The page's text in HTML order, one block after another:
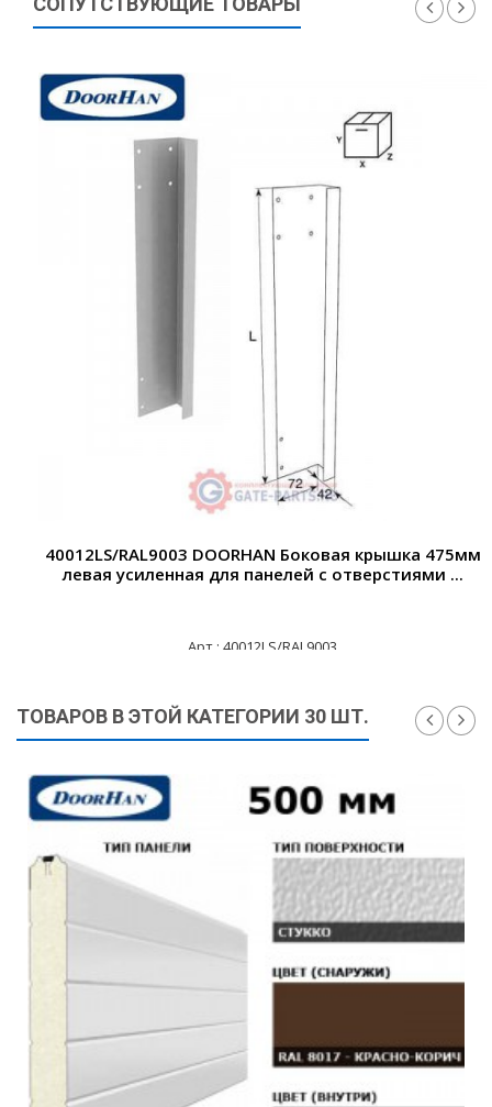
40012LS/RAL9003 DOORHAN Боковая крышка 475мм
левая усиленная для панелей с отверстиями ...
Арт.: 40012LS/RAL9003
ТОВАРОВ В ЭТОЙ КАТЕГОРИИ 30 ШТ.